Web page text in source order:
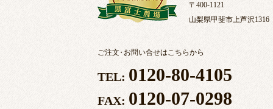
〒400-1121
山梨県甲斐市上芦沢1316
ご注文・お問い合せはこちらから
TEL: 0120-80-4105
FAX: 0120-07-0298